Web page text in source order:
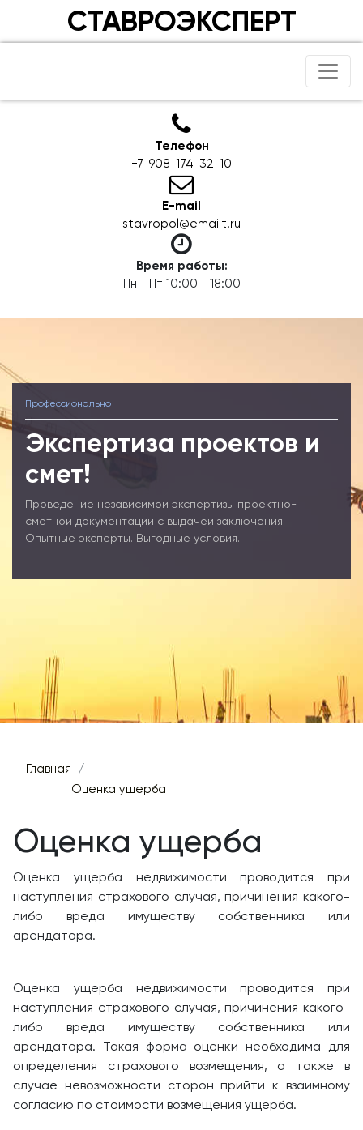
СТАВРОЭКСПЕРТ
Телефон
+7-908-174-32-10
E-mail
stavropol@emailt.ru
Время работы:
Пн - Пт 10:00 - 18:00
Профессионально
Экспертиза проектов и
смет!
Проведение независимой экспертизы проектно-
сметной документации с выдачей заключения.
Опытные эксперты. Выгодные условия.
Главная
Оценка ущерба
Оценка ущерба
Оценка ущерба недвижимости проводится при
наступления страхового случая, причинения какого-
либо вреда имуществу собственника или
арендатора.
Оценка ущерба недвижимости проводится при
наступления страхового случая, причинения какого-
либо вреда имуществу собственника или
арендатора. Такая форма оценки необходима для
определения страхового возмещения, а также в
случае невозможности сторон прийти к взаимному
согласию по стоимости возмещения ущерба.